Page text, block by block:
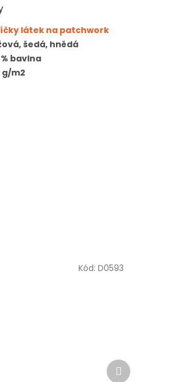
látek na patchwork
šedá, hnědá
bavlna
g/m2
Kód: D0593
Další
produkt